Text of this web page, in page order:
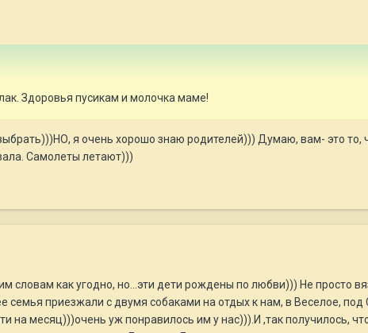
Здоровья пусикам и молочка маме!
я очень хорошо знаю родителей))) Думаю, вам- это то,
Самолеты летают)))
словам как угодно, но...эти дети рождены по любви))) Не просто
приезжали с двумя собаками на отдых к нам, в Веселое, под
на месяц)))очень уж понравилось им у нас))).И ,так получилось,